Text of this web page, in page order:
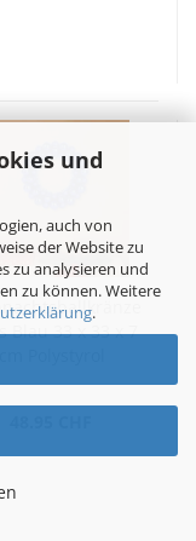
und
auch von
der Website zu
zu analysieren und
zu können. Weitere
.
Blau 33 x 33 x 7